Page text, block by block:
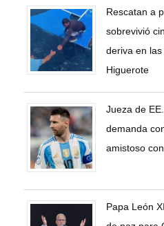
Rescatan a
sobrevivió
deriva en
Higuerote
Jueza de
demanda
amistoso
Papa León